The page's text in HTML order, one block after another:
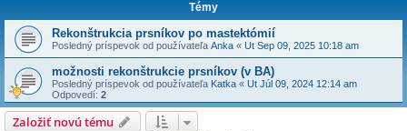
Témy
Rekonštrukcia prsníkov po mastektómií
Posledný príspevok od používateľa Anka « Ut Sep 09, 2025 10:18 am
možnosti rekonštrukcie prsníkov (v BA)
Posledný príspevok od používateľa Katka « Ut Júl 09, 2024 12:14 am
Odpovedí: 2
Založiť novú tému